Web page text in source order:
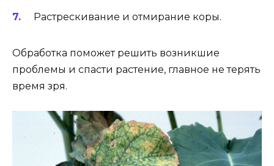
Растрескивание и отмирание коры.
Обработка поможет решить возникшие
проблемы и спасти растение, главное не терять
время зря.